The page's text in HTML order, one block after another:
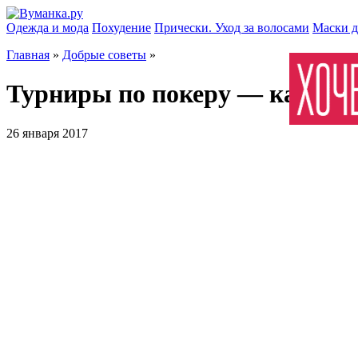
Одежда и мода Похудение Прически. Уход за волосами Маски
Главная » Добрые советы »
Турниры по покеру —
26 января 2017